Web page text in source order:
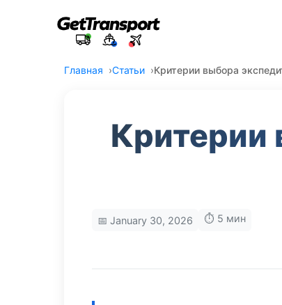
Главная Статьи Критерии выбора
Критерии
📅 January 30, 2026 ⏱️ 5 мин